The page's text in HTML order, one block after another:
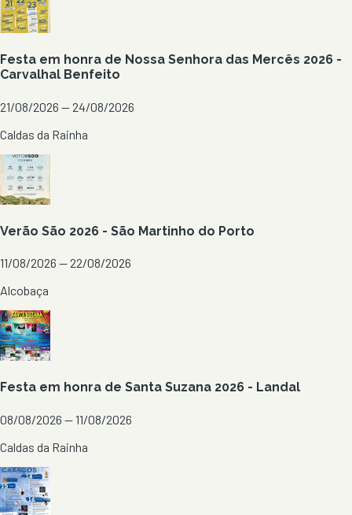
Festa em honra de Nossa Senhora das Mercês 2026 -
Carvalhal Benfeito
21/08/2026 — 24/08/2026
Caldas da Rainha
Verão São 2026 - São Martinho do Porto
11/08/2026 — 22/08/2026
Alcobaça
Festa em honra de Santa Suzana 2026 - Landal
08/08/2026 — 11/08/2026
Caldas da Rainha